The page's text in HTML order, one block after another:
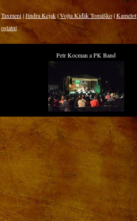
Taxmeni|Jindra Kejak|Vojta Kiďák Tomáško|Kamelot
ostatní
Petr Kocman a PK Band